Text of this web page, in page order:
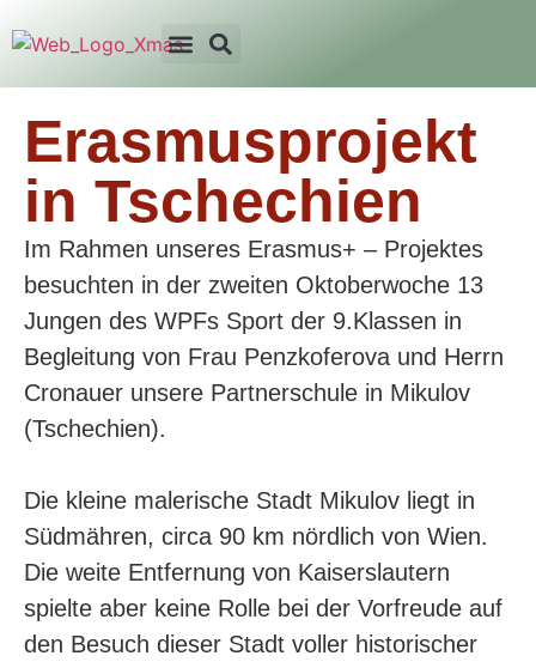
Erasmusprojekt
in Tschechien
Im Rahmen unseres Erasmus+ – Projektes
besuchten in der zweiten Oktoberwoche 13
Jungen des WPFs Sport der 9.Klassen in
Begleitung von Frau Penzkoferova und Herrn
Cronauer unsere Partnerschule in Mikulov
(Tschechien).
Die kleine malerische Stadt Mikulov liegt in
Südmähren, circa 90 km nördlich von Wien.
Die weite Entfernung von Kaiserslautern
spielte aber keine Rolle bei der Vorfreude auf
den Besuch dieser Stadt voller historischer